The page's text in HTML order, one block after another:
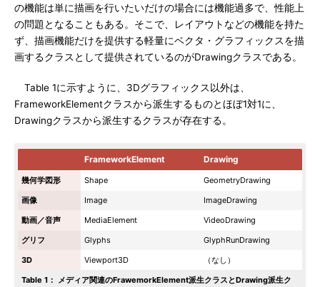
の機能は単に描画を行いたいだけの場合には機能過多で、性能上
の問題となることもある。そこで、レイアウトなどの機能を持た
ず、描画機能だけを提供する軽量にベクタ・グラフィックスを描
画するクラスとして提供されているのがDrawingクラスである。
Table 1に示すように、3Dグラフィックス以外は、
FrameworkElementクラスから派生するものとほぼ1対1に、
Drawingクラスから派生するクラスが存在する。
FrameworkElement Drawing
幾何学図形 Shape
GeometryDrawing
画像
Image
ImageDrawing
動画／音声
MediaElement
VideoDrawing
グリフ
Glyphs
GlyphRunDrawing
3D
Viewport3D
（なし）
Table 1： メディア関連のFrawemorkElement派生クラスとDrawing派生ク